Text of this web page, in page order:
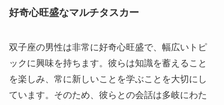
好奇心旺盛なマルチタスカー
双子座の男性は非常に好奇心旺盛で、幅広いトピ
ックに興味を持ちます。彼らは知識を蓄えること
を楽しみ、常に新しいことを学ぶことを大切にし
ています。そのため、彼らとの会話は多岐にわた